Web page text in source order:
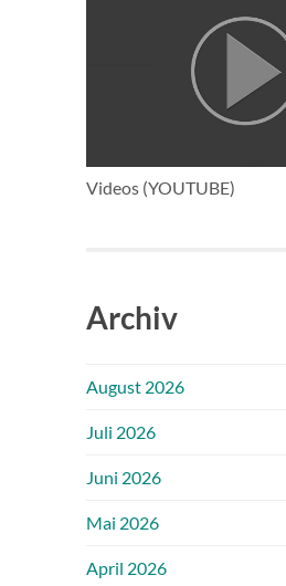
Videos (YOUTUBE)
Archiv
August 2026
Juli 2026
Juni 2026
Mai 2026
April 2026